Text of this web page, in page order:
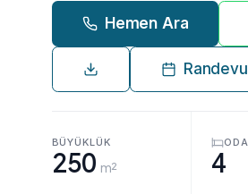
Hemen Ara
Randevu
BÜYÜKLÜK
250 m²
ODA
4